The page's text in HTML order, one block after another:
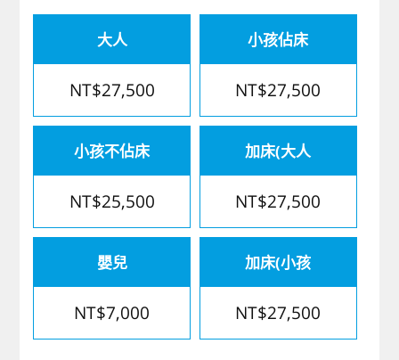
大人
NT$27,500
小孩佔床
NT$27,500
小孩不佔床
NT$25,500
加床(大人
NT$27,500
嬰兒
NT$7,000
加床(小孩
NT$27,500